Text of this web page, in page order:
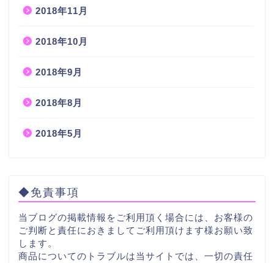
2018年11月
2018年10月
2018年9月
2018年8月
2018年5月
◆免責事項
当ブログの掲載情報をご利用頂く場合には、お客様の
ご判断と責任におきましてご利用頂けます様お願い致
します。
商品についてのトラブルは当サイトでは、一切の責任